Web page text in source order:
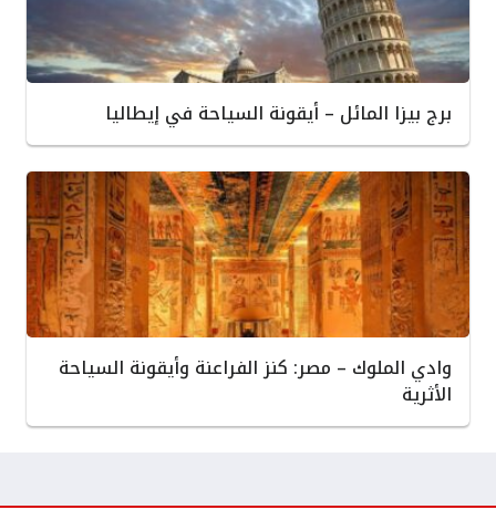
برج بيزا المائل – أيقونة السياحة في إيطاليا
وادي الملوك – مصر: كنز الفراعنة وأيقونة السياحة
الأثرية